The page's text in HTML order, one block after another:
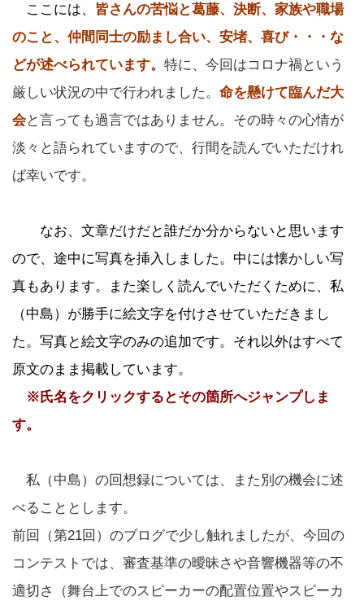
ここには、 皆さんの苦悩と葛藤、決断、家族や職場
のこと、仲間同士の励まし合い、安堵、喜び・・・な
どが述べられています。 特に、今回はコロナ禍という
厳しい状況の中で行われました。 命を懸けて臨んだ大
会と言っても過言ではありません。その時々の心情が
淡々と語られていますので、行間を読んでいただけれ
ば幸いです。
なお、文章だけだと誰だか分からないと思います
ので、途中に写真を挿入しました。中には懐かしい写
真もあります。また楽しく読んでいただくために、私
（中島）が勝手に絵文字を付けさせていただきまし
た。写真と絵文字のみの追加です。それ以外はすべて
原文のまま掲載しています。
※氏名をクリックするとその箇所へジャンプしま
す。
私（中島）の回想録については、また別の機会に述
べることとします。
前回（第21回）のブログで少し触れましたが、今回の
コンテストでは、審査基準の曖昧さや音響機器等の不
適切さ（舞台上でのスピーカーの配置位置やスピーカ